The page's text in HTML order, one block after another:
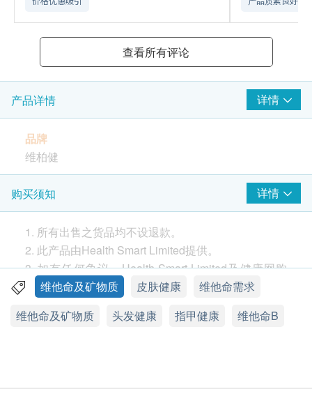
查看所有评论
产品详情 详情
品牌
维柏健
产地
加拿大
包装
60粒
功效
维柏健特强生物素5000 急救皮肤、头发及指甲圣品
购买须知 详情
1. 所有出售之货品均不设退款。
2. 此产品由Health Smart Limited提供。
3. 如有任何争议，Health Smart Limited及健康网购
health.ESDlife保留最终决议权。
1. 购买维柏健系列、全效TTO茶树油、澳洲帮骨和
维他命及矿物质 皮肤健康
维他命需求
维他命及矿物质
头发健康 指甲健康 维他命B